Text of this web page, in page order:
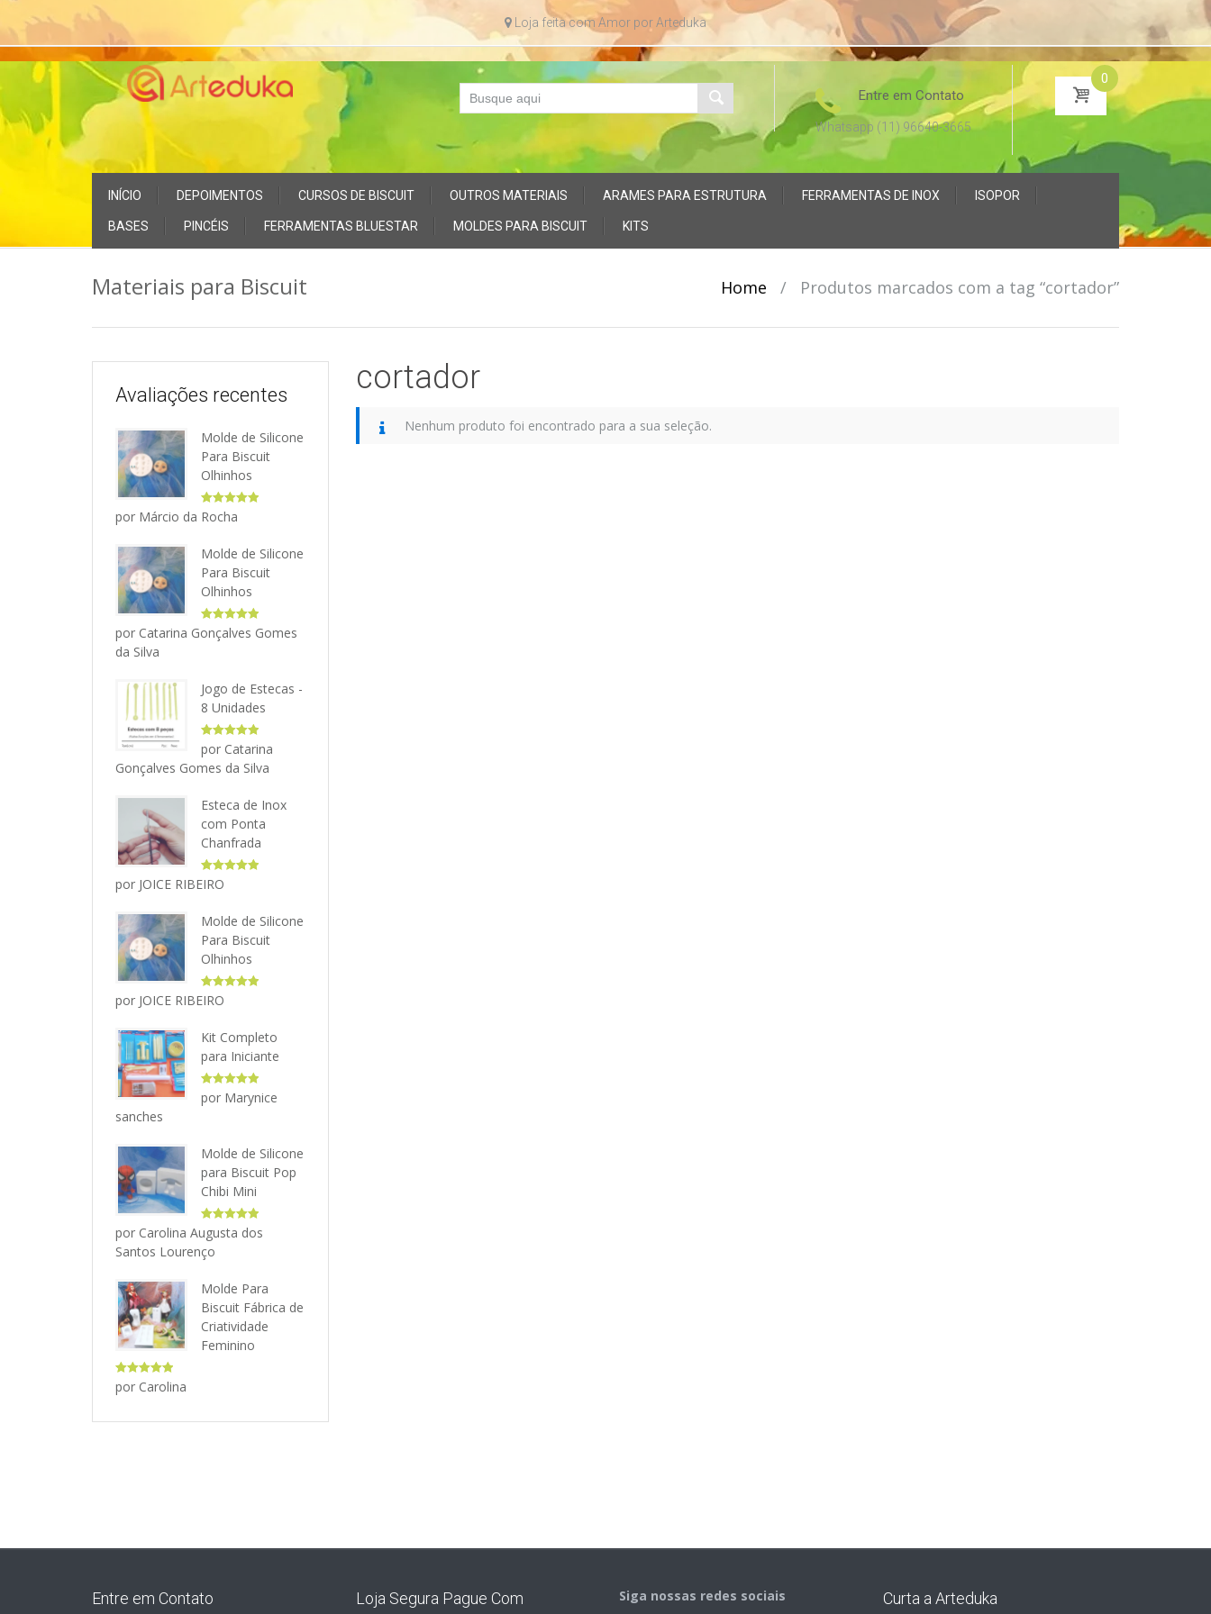
Skip
content
Loja feita com Amor por Arteduka
Entre em Contato
Whatsapp (11) 96640-3665
0
content
INÍCIO DEPOIMENTOS CURSOS DE BISCUIT OUTROS MATERIAIS ARAMES PARA ESTRUTURA FERRAMENTAS DE INOX ISOPOR
BASES PINCÉIS FERRAMENTAS BLUESTAR MOLDES PARA BISCUIT KITS
Materiais para Biscuit Home / Produtos marcados com a tag “cortador”
cortador
Nenhum produto foi encontrado para a sua seleção.
Avaliações recentes
Molde de Silicone
Para Biscuit
Olhinhos
Avaliação
por Márcio da Rocha
Molde de Silicone
Para Biscuit
Olhinhos
Avaliação
de 5
por Catarina Gonçalves Gomes
da Silva
Jogo de Estecas -
8 Unidades
Avaliação
de 5
por Catarina
Gonçalves Gomes da Silva
Esteca de Inox
com Ponta
Chanfrada
Avaliação
por JOICE RIBEIRO
Molde de Silicone
Para Biscuit
Olhinhos
Avaliação
por JOICE RIBEIRO
Kit Completo
para Iniciante
Avaliação
de 5
por Marynice
sanches
Molde de Silicone
para Biscuit Pop
Chibi Mini
Avaliação 5
de 5
por Carolina Augusta dos
Santos Lourenço
Molde Para
Biscuit Fábrica de
Criatividade
Feminino
Avaliação
de 5
por Carolina
Entre em Contato Loja Segura Pague Com Siga nossas redes sociais Curta a Arteduka